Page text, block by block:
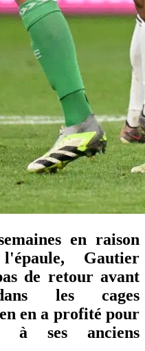
en raison
Gautier
de retour avant
les cages
en a profité pour
à ses anciens